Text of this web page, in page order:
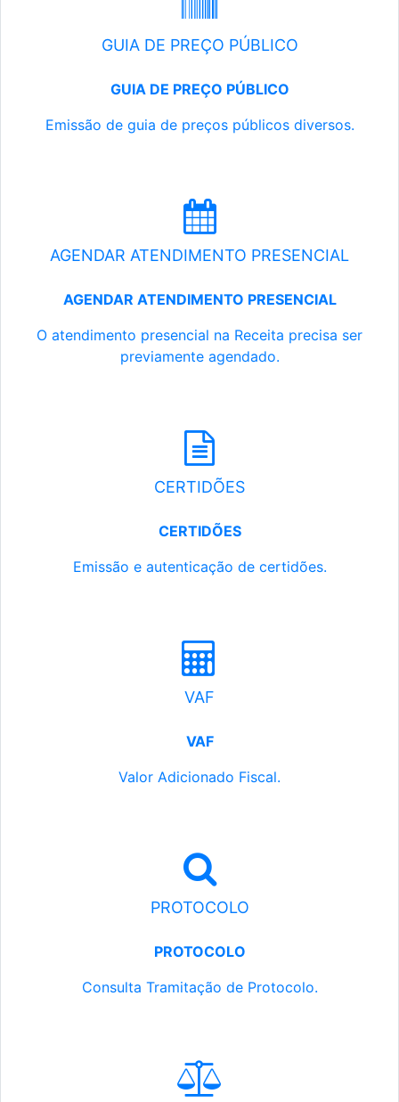
GUIA DE PREÇO PÚBLICO
GUIA DE PREÇO PÚBLICO
Emissão de guia de preços públicos diversos.
AGENDAR ATENDIMENTO PRESENCIAL
AGENDAR ATENDIMENTO PRESENCIAL
O atendimento presencial na Receita precisa ser
previamente agendado.
CERTIDÕES
CERTIDÕES
Emissão e autenticação de certidões.
VAF
VAF
Valor Adicionado Fiscal.
PROTOCOLO
PROTOCOLO
Consulta Tramitação de Protocolo.